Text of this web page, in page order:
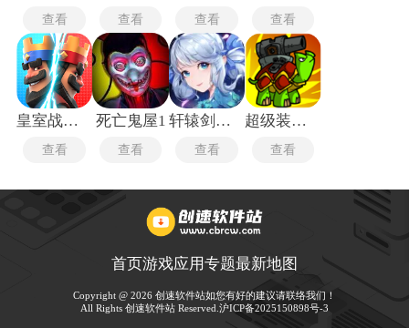
查看 查看 查看 查看
皇室战争九游版
查看
死亡鬼屋1
查看
轩辕剑云之遥
查看
超级装甲战龟最新版
查看
首页游戏应用专题最新地图
Copyright @ 2026 创速软件站如您有好的建议请联络我们！
All Rights 创速软件站 Reserved. 沪ICP备2025150898号-3